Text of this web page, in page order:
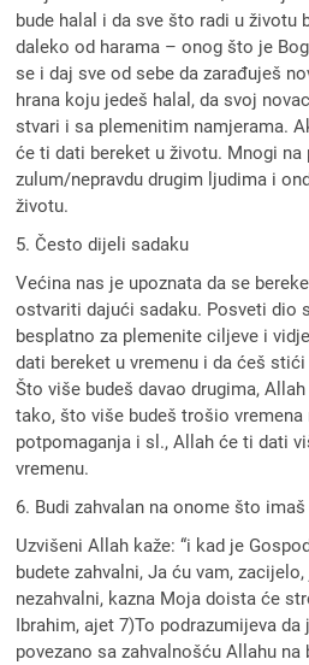
bude halal i da sve što radi u životu
daleko od harama – onog što je
se i daj sve od sebe da zarađuješ
hrana koju jedeš halal, da svoj
stvari i sa plemenitim namjerama.
će ti dati bereket u životu. Mnogi na
zulum/nepravdu drugim ljudima i
životu.
5. Često dijeli sadaku
Većina nas je upoznata da se
ostvariti dajući sadaku. Posveti dio
besplatno za plemenite ciljeve i
dati bereket u vremenu i da ćeš
Što više budeš davao drugima,
tako, što više budeš trošio
potpomaganja i sl., Allah će ti dati
vremenu.
6. Budi zahvalan na onome što imaš
Uzvišeni Allah kaže: “i kad je
budete zahvalni, Ja ću vam,
nezahvalni, kazna Moja doista će
Ibrahim, ajet 7)To podrazumijeva
povezano sa zahvalnošću Allahu